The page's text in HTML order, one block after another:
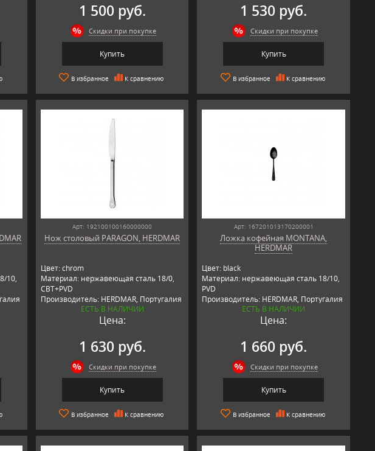
1 500 руб.
Скидки при покупке
Купить
В избранное К сравнению
1 530 руб.
Скидки при покупке
Купить
В избранное К сравнению
10,
Арт: 192100100160000000
Нож столовый PARAGON, HERDMAR
Цвет: chrom
Материал: нержавеющая сталь 18/0,
CBT+PVD
Производитель: HERDMAR, Португалия
ЕСТЬ В НАЛИЧИИ
Цена:
1 630 руб.
Скидки при покупке
Купить
В избранное К сравнению
Арт: 167201013170200001
Ложка кофейная MONTANA,
HERDMAR
Цвет: black
Материал: нержавеющая сталь 18/10,
PVD
Производитель: HERDMAR, Португалия
ЕСТЬ В НАЛИЧИИ
Цена:
1 660 руб.
Скидки при покупке
Купить
В избранное К сравнению